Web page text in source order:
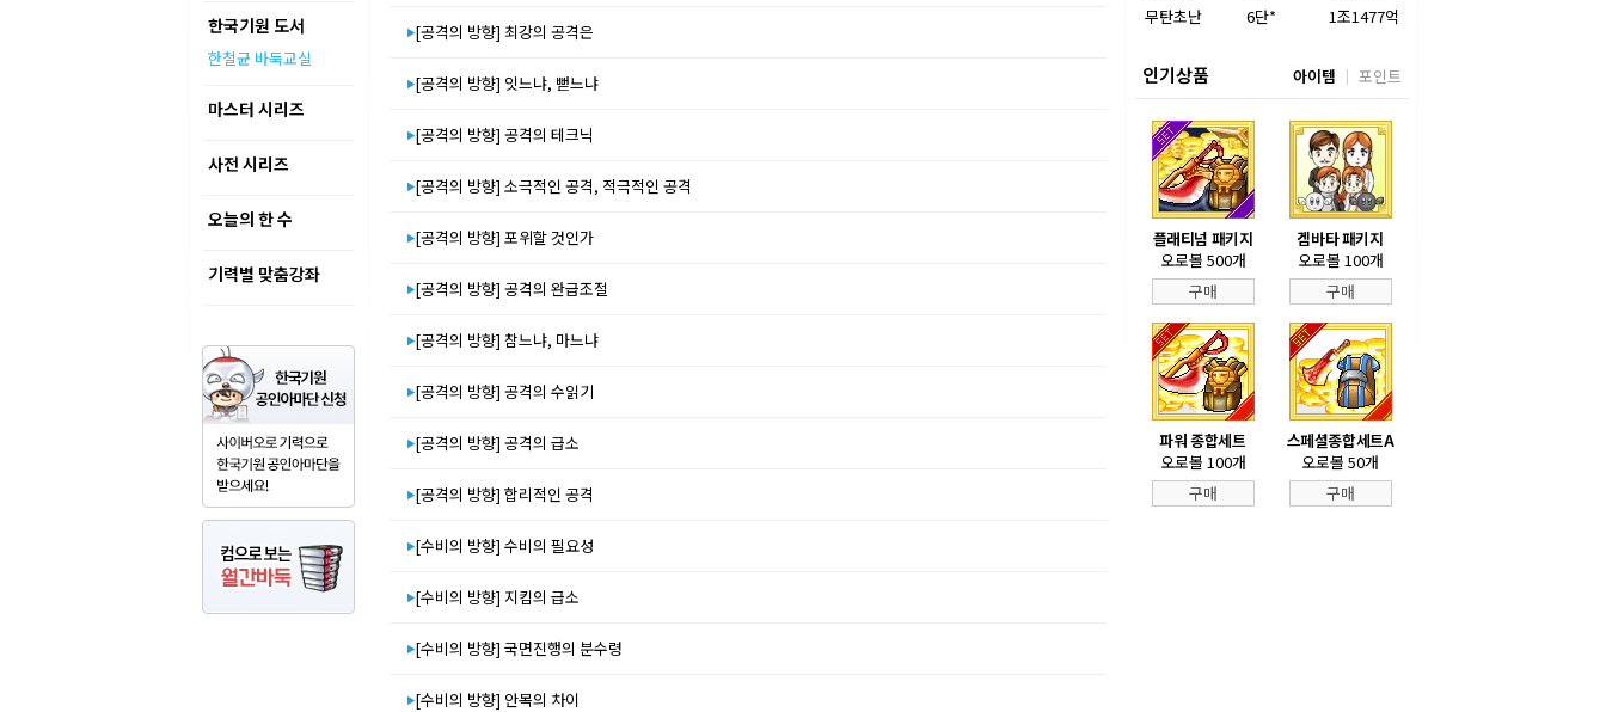
한국기원 도서
한철균 바둑교실
마스터 시리즈
사전 시리즈
오늘의 한 수
기력별 맞춤강좌
[공격의 방향] 최강의 공격은
[공격의 방향] 잇느냐, 뻗느냐
[공격의 방향] 공격의 테크닉
[공격의 방향] 소극적인 공격, 적극적인 공격
[공격의 방향] 포위할 것인가
[공격의 방향] 공격의 완급조절
[공격의 방향] 참느냐, 마느냐
[공격의 방향] 공격의 수읽기
[공격의 방향] 공격의 급소
[공격의 방향] 합리적인 공격
[수비의 방향] 수비의 필요성
[수비의 방향] 지킴의 급소
[수비의 방향] 국면진행의 분수령
[수비의 방향] 안목의 차이
무탄초난
6단* 1조1477억
인기상품 아이템 포인트
플래티넘 패키지
오로볼 500개
구매
겜바타 패키지
오로볼 100개
구매
파워 종합세트
오로볼 100개
구매
스페셜종합세트A
오로볼 50개
구매